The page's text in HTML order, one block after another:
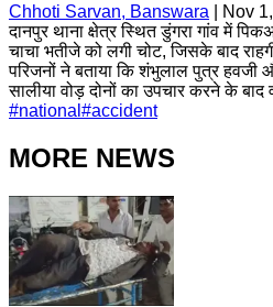
Chhoti Sarvan, Banswara
Nov
दानपुर थाना क्षेत्र स्थित डुंगरा गांव में
चाचा भतीजे को लगी चोट, जिसके बाद
परिजनों ने बताया कि शंभुलाल पुत्र हवजी
सालीया वोड़ दोनों का उपचार करने के बाद
#national #accident
MORE NEWS